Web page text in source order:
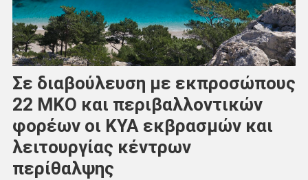
Σε διαβούλευση με εκπροσώπους
22 ΜΚΟ και περιβαλλοντικών
φορέων οι ΚΥΑ εκβρασμών και
λειτουργίας κέντρων
περίθαλψης